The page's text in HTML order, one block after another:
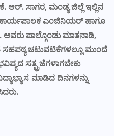
ಸಾಗರ, ಮಂಡ್ಯ ಜಿಲ್ಲೆ ಇಲ್ಲಿನ
ಎಂಜಿನಿಯರ್ ಹಾಗೂ
ಪಾಲ್ಗೊಂಡು ಮಾತನಾಡಿ,
ಸಹಪಠ್ಯ ಚಟುವಟಿಕೆಗಳಲ್ಲೂ ಮುಂದೆ
ಸತ್ಪ್ರಜೆಗಳಾಗಬೇಕು
ಮಾಡಿದ ದಿನಗಳನ್ನು